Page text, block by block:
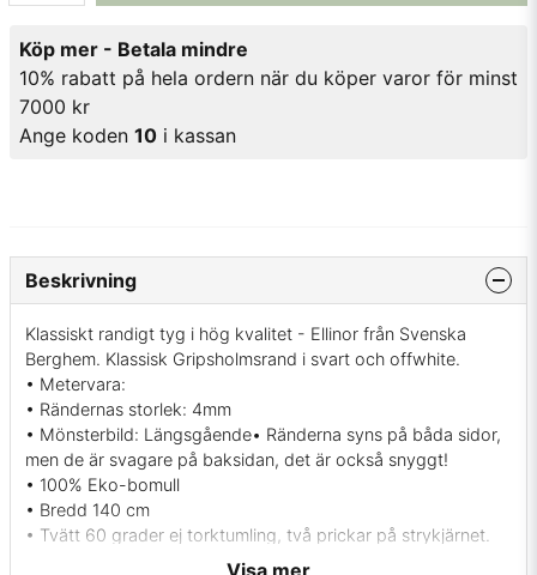
Köp mer - Betala mindre
10% rabatt på hela ordern när du köper varor för minst
7000 kr
Ange koden 10 i kassan
Beskrivning
Klassiskt randigt tyg i hög kvalitet - Ellinor från Svenska
Berghem. Klassisk Gripsholmsrand i svart och offwhite.
• Metervara:
• Rändernas storlek: 4mm
• Mönsterbild: Längsgående• Ränderna syns på båda sidor,
men de är svagare på baksidan, det är också snyggt!
• 100% Eko-bomull
• Bredd 140 cm
• Tvätt 60 grader ej torktumling, två prickar på strykjärnet.
• Martindale värde: 20000Visa mer